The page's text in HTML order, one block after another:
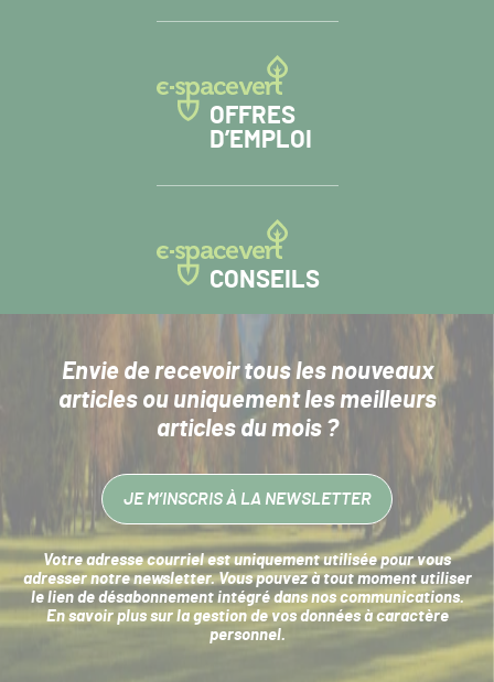
OFFRES
D’EMPLOI
CONSEILS
Envie de recevoir tous les nouveaux
articlesou uniquement les meilleurs
articles du mois ?
JE M’INSCRIS À LA NEWSLETTER
Votre adresse courriel est uniquement utilisée pour vous
adresser notre newsletter. Vous pouvez à tout moment utiliser
le lien de désabonnement intégré dans nos communications.
En savoir plus sur la gestion de vos données à caractère
personnel.